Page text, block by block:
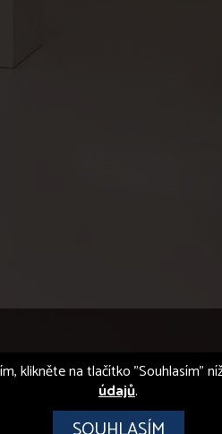
klikněte na tlačítko "Souhlasím"
údajů.